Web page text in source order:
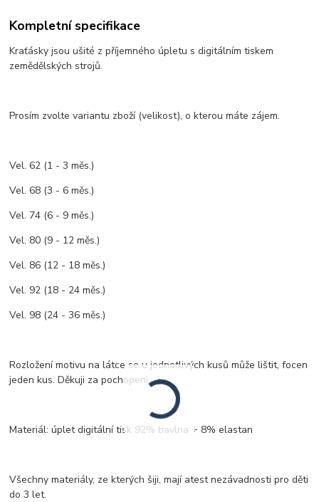
Kompletní specifikace
Kraťásky jsou ušité z příjemného úpletu s digitálním tiskem
zemědělských strojů.
Prosím zvolte variantu zboží (velikost), o kterou máte zájem.
Vel. 62 (1 - 3 měs.)
Vel. 68 (3 - 6 měs.)
Vel. 74 (6 - 9 měs.)
Vel. 80 (9 - 12 měs.)
Vel. 86 (12 - 18 měs.)
Vel. 92 (18 - 24 měs.)
Vel. 98 (24 - 36 měs.)
Rozložení motivu na látce se u jednotlivých kusů může lištit, focen
jeden kus. Děkuji za pochopení :-)
Materiál: úplet digitální tisk 92% bavlna + 8% elastan
Všechny materiály, ze kterých šiji, mají atest nezávadnosti pro děti
do 3 let.